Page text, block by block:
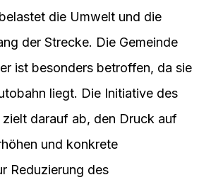
die Umwelt und die
der Strecke. Die Gemeinde
ist besonders betroffen, da sie
liegt. Die Initiative des
zielt darauf ab, den Druck auf
und konkrete
Reduzierung des